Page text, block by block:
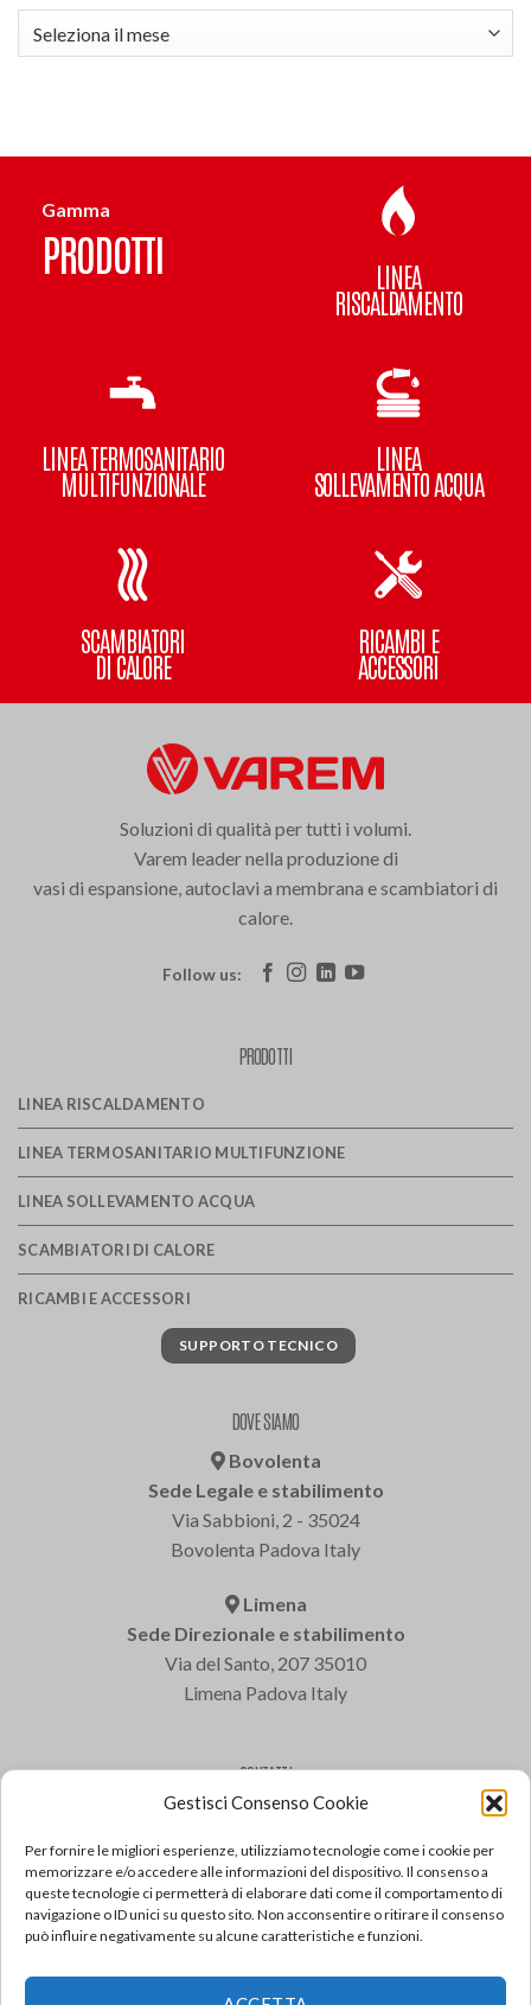
Gestisci Consenso Cookie
Per fornire le migliori esperienze, utilizziamo tecnologie come i cookie per
memorizzare e/o accedere alle informazioni del dispositivo. Il consenso a
queste tecnologie ci permetterà di elaborare dati come il comportamento di
navigazione o ID unici su questo sito. Non acconsentire o ritirare il consenso
può influire negativamente su alcune caratteristiche e funzioni.
Gamma
PRODOTTI LINEA
RISCALDAMENTO
LINEA TERMOSANITARIO
MULTIFUNZIONALE
LINEA
SOLLEVAMENTO ACQUA
SCAMBIATORI
DI CALORE
RICAMBI E
ACCESSORI
Soluzioni di qualità per tutti i volumi.
Varem leader nella produzione di
vasi di espansione, autoclavi a membrana e scambiatori di
calore.
Follow us:
PRODOTTI
LINEA RISCALDAMENTO
LINEA TERMOSANITARIO MULTIFUNZIONE
LINEA SOLLEVAMENTO ACQUA
SCAMBIATORI DI CALORE
RICAMBI E ACCESSORI
SUPPORTO TECNICO
DOVE SIAMO
Bovolenta
Sede Legale e stabilimento
Via Sabbioni, 2 - 35024
Bovolenta Padova Italy
Limena
Sede Direzionale e stabilimento
Via del Santo, 207 35010
Limena Padova Italy
CONTATTI
Varem S.p.a.
Tel: +39 049 8840322
Fax: +39 049 8841399
Email: varem@varem.com